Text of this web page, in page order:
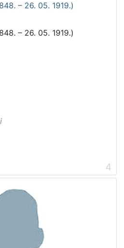
– 26. 05. 1919.)
– 26. 05. 1919.)
4